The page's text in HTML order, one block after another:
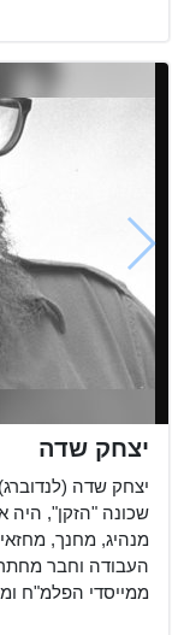
יצחק שדה
שכונה "הזקן", היה
מנהיג, מחנך,
העבודה וחבר
ממייסדי הפלמ"ח